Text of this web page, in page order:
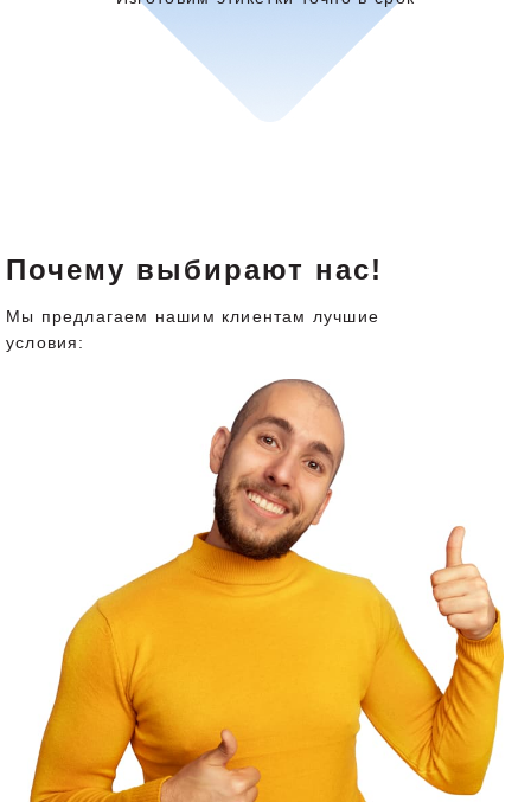
Почему выбирают нас!
Мы предлагаем нашим клиентам лучшие
условия: